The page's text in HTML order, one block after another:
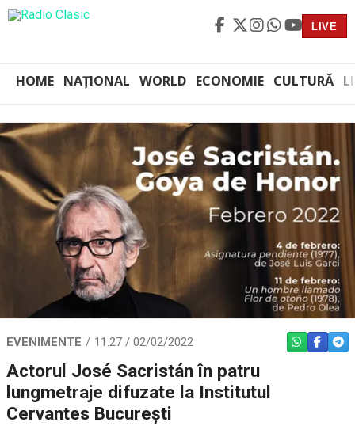
LIVE
HOME NAȚIONAL WORLD ECONOMIE CULTURĂ
EVENIMENTE 11:27 / 02/02/2022 WHATSAPP
Actorul José Sacristán în patru
lungmetraje difuzate la Institutul
Cervantes București